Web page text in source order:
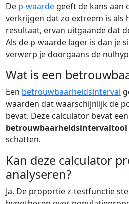
De p-waarde geeft de kans aan
verkrijgen dat zo extreem is als
resultaat, ervan uitgaande dat
Als de p-waarde lager is dan je
verwerp je doorgaans de
Wat is een
Een betrouwbaarheidsinterval
waarden dat waarschijnlijk de
bevat. Deze calculator bevat een
betrouwbaarheidsintervaltool
schatten.
Kan deze calculator
analyseren?
Ja. De proportie z-testfunctie